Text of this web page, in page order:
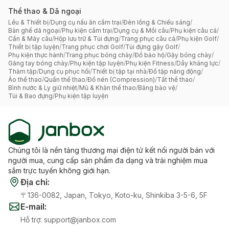
Thể thao & Dã ngoại
Lều & Thiết bị/Dụng cụ nấu ăn cắm trại/Đèn lồng & Chiếu sáng/
Bàn ghế dã ngoại/Phụ kiện cắm trại/Dụng cụ & Mồi câu/Phụ kiện câu cá/
Cần & Máy câu/Hộp lưu trữ & Túi đựng/Trang phục câu cá/Phụ kiện Golf/
Thiết bị tập luyện/Trang phục chơi Golf/Túi đựng gậy Golf/
Phụ kiện thực hành/Trang phục bóng chày/Đồ bảo hộ/Gậy bóng chày/
Găng tay bóng chày/Phụ kiện tập luyện/Phụ kiện Fitness/Dây kháng lực/
Thảm tập/Dụng cụ phục hồi/Thiết bị tập tại nhà/Đồ tập năng động/
Áo thể thao/Quần thể thao/Đồ nén (Compression)/Tất thể thao/
Bình nước & Ly giữ nhiệt/Mũ & Khăn thể thao/Băng bảo vệ/
Túi & Bao đựng/Phụ kiện tập luyện
Chúng tôi là nền tảng thương mại điện tử kết nối người bán với
người mua, cung cấp sản phẩm đa dạng và trải nghiệm mua
sắm trực tuyến không giới hạn.
Địa chỉ:
〒136-0082, Japan, Tokyo, Koto-ku, Shinkiba 3-5-6, 5F
E-mail:
Hỗ trợ: support@janbox.com